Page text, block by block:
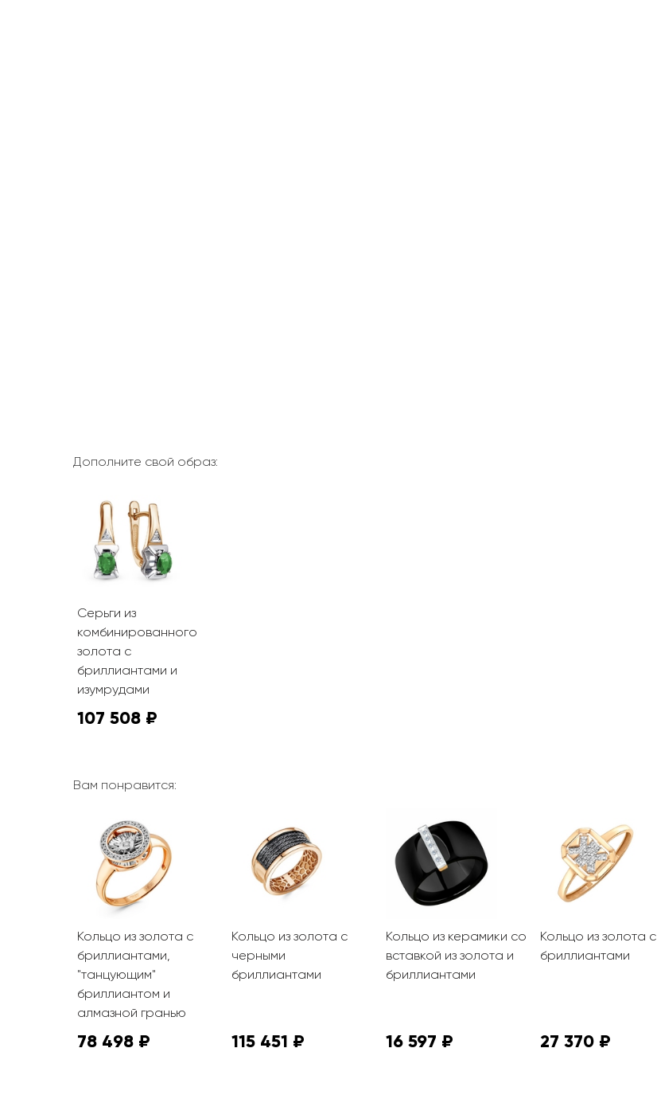
Дополните свой образ:
Серьги из
комбинированного
золота с
бриллиантами и
изумрудами
107 508 ₽
Вам понравится:
Кольцо из золота с
бриллиантами,
"танцующим"
бриллиантом и
алмазной гранью
78 498 ₽
Кольцо из золота с
черными
бриллиантами
115 451 ₽
Кольцо из керамики со
вставкой из золота и
бриллиантами
16 597 ₽
Кольцо из золота с
бриллиантами
27 370 ₽